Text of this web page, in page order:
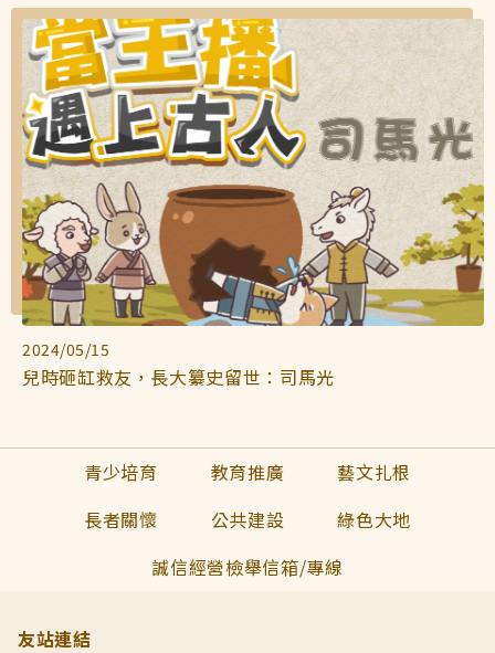
2024/05/15
兒時砸缸救友，長大纂史留世：司馬光
青少培育 教育推廣
藝文扎根
長者關懷
公共建設
綠色大地
誠信經營檢舉信箱/專線
友站連結